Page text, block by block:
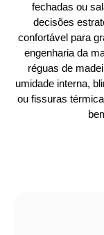
fechadas ou
decisões
confortável para
engenharia da
réguas de
umidade interna,
ou fissuras